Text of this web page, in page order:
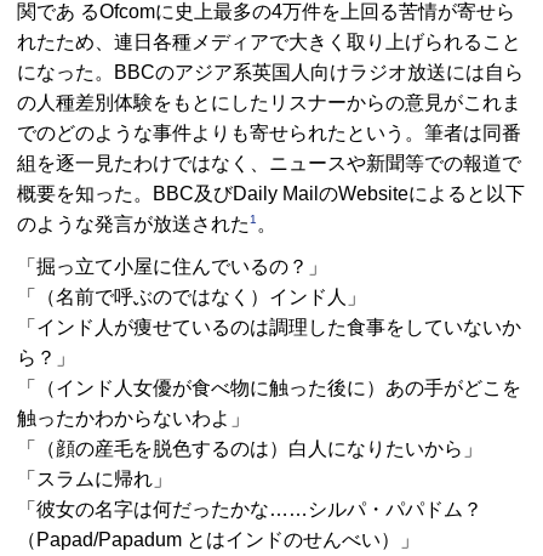
関であ るOfcomに史上最多の4万件を上回る苦情が寄せら
れたため、連日各種メディアで大きく取り上げられること
になった。BBCのアジア系英国人向けラジオ放送には自ら
の人種差別体験をもとにしたリスナーからの意見がこれま
でのどのような事件よりも寄せられたという。筆者は同番
組を逐一見たわけではなく、ニュースや新聞等での報道で
概要を知った。BBC及びDaily MailのWebsiteによると以下
のような発言が放送された 1 。
「掘っ立て小屋に住んでいるの？」
「（名前で呼ぶのではなく）インド人」
「インド人が痩せているのは調理した食事をしていないか
ら？」
「（インド人女優が食べ物に触った後に）あの手がどこを
触ったかわからないわよ」
「（顔の産毛を脱色するのは）白人になりたいから」
「スラムに帰れ」
「彼女の名字は何だったかな……シルパ・パパドム？
（Papad/Papadum とはインドのせんべい）」